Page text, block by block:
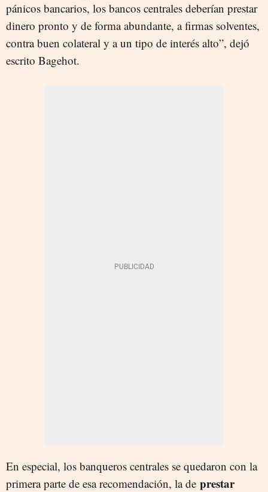
pánicos bancarios, los bancos centrales deberían prestar
dinero pronto y de forma abundante, a firmas solventes,
contra buen colateral y a un tipo de interés alto”, dejó
escrito Bagehot.
En especial, los banqueros centrales se quedaron con la
primera parte de esa recomendación, la de prestar